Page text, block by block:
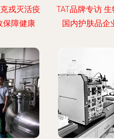
戎灭活疫
保障健康
TAT品牌专访
国内护肤品企